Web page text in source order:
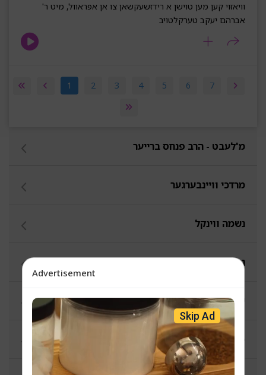
מ'לעבט - הרב פנחס ברייער
מרדכי וויינבערגער
נשמה ווינקל
נפתלי שטיין
שמעון גרין
מענטל עווערנעס - עקיבא פערלמאן
וויאזוי קען מען טוישן א רידזשעקשאן צו אן אפראוול, מיט ר'
אברהם יעקב טערקלטויב
1 2 3 4 5 6 7
Advertisement
Skip Ad